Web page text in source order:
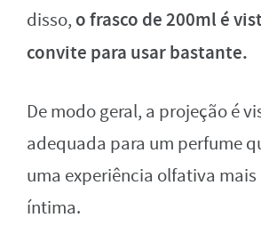
disso, o frasco de 200ml é
convite para usar bastante.
De modo geral, a projeção é
adequada para um perfume
uma experiência olfativa mais
íntima.